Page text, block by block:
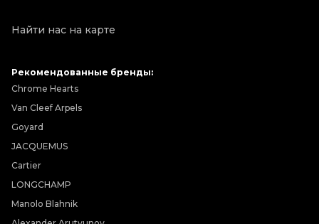
Найти нас на карте
Рекомендованные бренды:
Chrome Hearts
Van Cleef Arpels
Goyard
JACQUEMUS
Cartier
LONGCHAMP
Manolo Blahnik